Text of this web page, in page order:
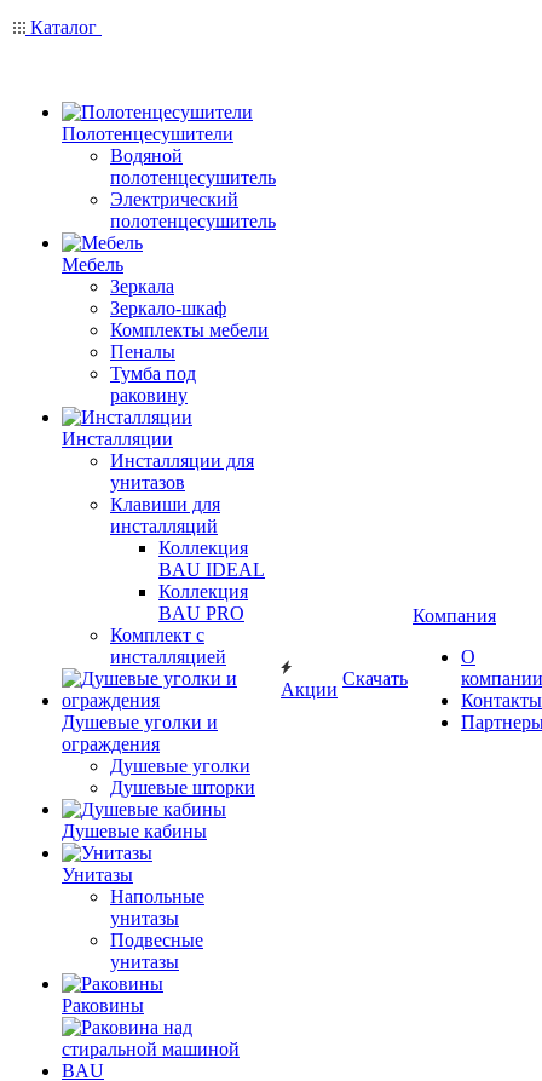
Каталог
Полотенцесушители
Водяной
полотенцесушитель
Электрический
полотенцесушитель
Мебель
Зеркала
Зеркало-шкаф
Комплекты мебели
Пеналы
Тумба под
раковину
Инсталляции
Инсталляции для
унитазов
Клавиши для
инсталляций
Коллекция
BAU IDEAL
Коллекция
BAU PRO
Комплект с
инсталляцией
Душевые уголки и
ограждения
Душевые уголки
Душевые шторки
Душевые кабины
Унитазы
Напольные
унитазы
Подвесные
унитазы
Раковины
Акции
Скачать
Компания
О
компании
Контакты